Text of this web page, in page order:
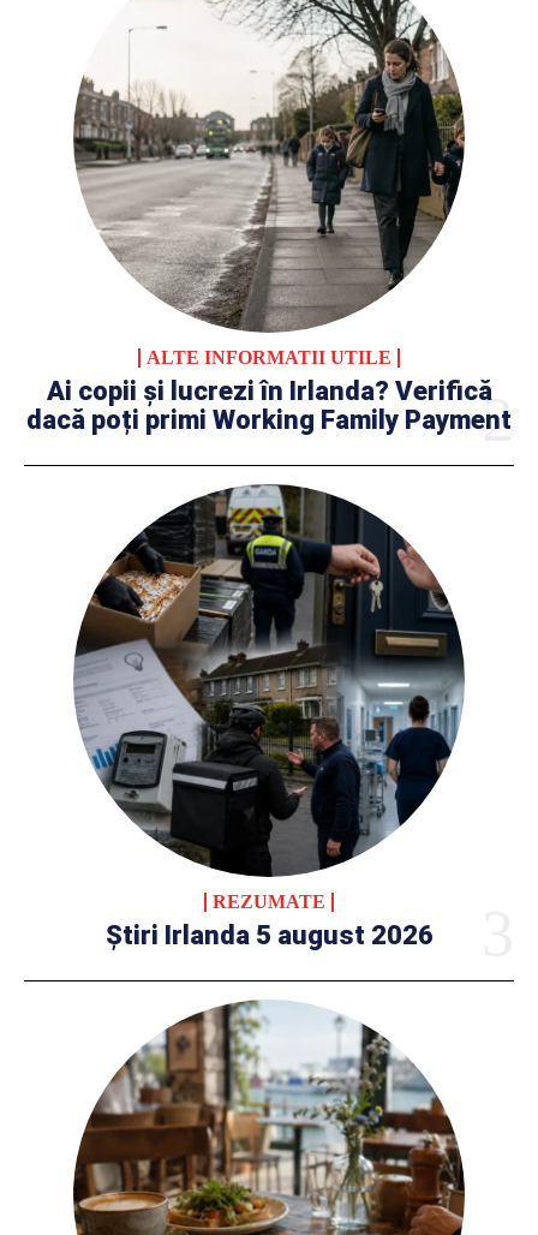
ALTE INFORMATII UTILE
Ai copii și lucrezi în Irlanda? Verifică
dacă poți primi Working Family Payment
REZUMATE
Știri Irlanda 5 august 2026